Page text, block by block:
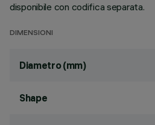
disponibile con codifica separata.
DIMENSIONI
Diametro (mm)
Shape